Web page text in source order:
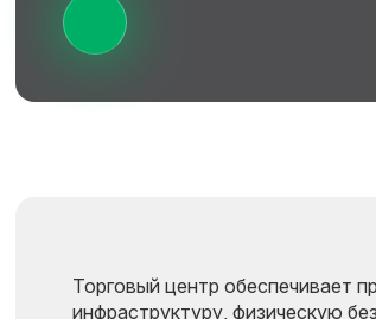
Торговый центр обеспечивает
инфраструктуру, физическую